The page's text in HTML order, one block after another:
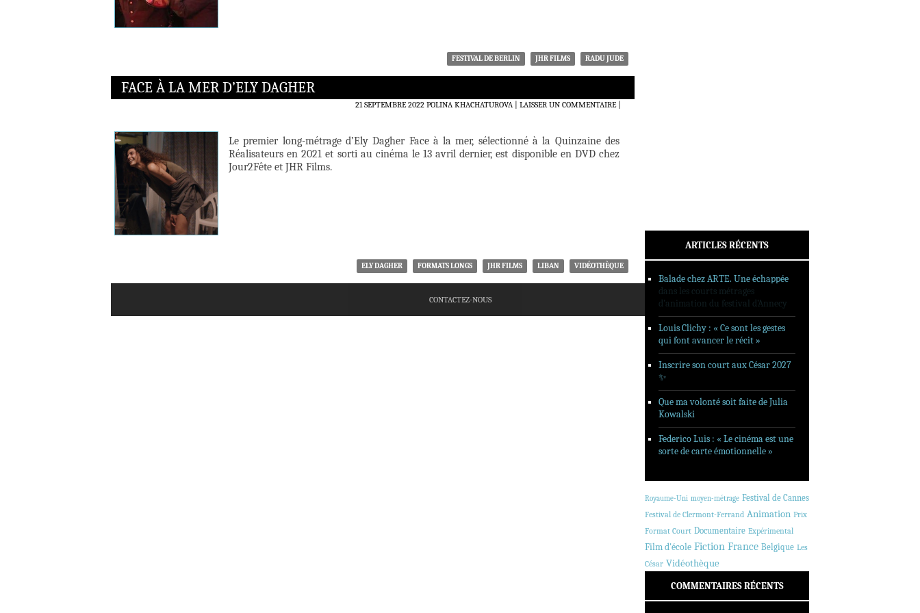
FESTIVAL DE BERLIN JHR FILMS RADU JUDE
FACE À LA MER D’ELY DAGHER
21 SEPTEMBRE 2022 POLINA KHACHATUROVA LAISSER UN COMMENTAIRE|
Le premier long-métrage d’Ely Dagher Face à la mer, sélectionné à la Quinzaine des
Réalisateurs en 2021 et sorti au cinéma le 13 avril dernier, est disponible en DVD chez
Jour2Fête et JHR Films.
ELY DAGHER FORMATS LONGS JHR FILMS LIBAN VIDÉOTHÈQUE
ARTICLES RÉCENTS
Balade chez ARTE. Une échappée
dans les courts métrages
d’animation du festival d’Annecy
Louis Clichy : « Ce sont les gestes
qui font avancer le récit »
Inscrire son court aux César 2027
✨
Que ma volonté soit faite de Julia
Kowalski
Federico Luis : « Le cinéma est une
sorte de carte émotionnelle »
Royaume-Uni moyen-métrage Festival de Cannes
Festival de Clermont-Ferrand Animation Prix
Format Court Documentaire Expérimental
Film d'école Fiction France Belgique Les
César Vidéothèque
COMMENTAIRES RÉCENTS
CONTACTEZ-NOUS